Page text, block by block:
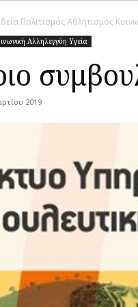
Πολιτισμός Αθλητισμός
Αλληλεγγύη Υγεία
2019